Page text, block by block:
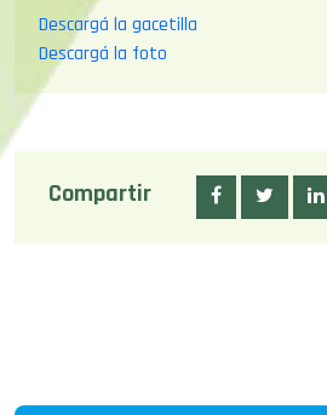
Descargá la foto
Compartir